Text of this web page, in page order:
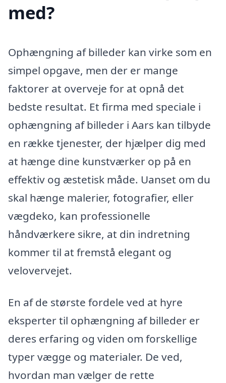
med?
Ophængning af billeder kan virke som en
simpel opgave, men der er mange
faktorer at overveje for at opnå det
bedste resultat. Et firma med speciale i
ophængning af billeder i Aars kan tilbyde
en række tjenester, der hjælper dig med
at hænge dine kunstværker op på en
effektiv og æstetisk måde. Uanset om du
skal hænge malerier, fotografier, eller
vægdeko, kan professionelle
håndværkere sikre, at din indretning
kommer til at fremstå elegant og
velovervejet.
En af de største fordele ved at hyre
eksperter til ophængning af billeder er
deres erfaring og viden om forskellige
typer vægge og materialer. De ved,
hvordan man vælger de rette